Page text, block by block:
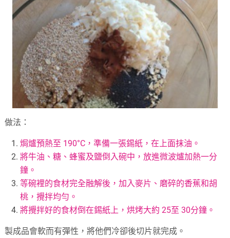
做法：
焗爐預熱至 190°C，準備一張錫紙，在上面抹油。
將牛油、糖、蜂蜜及鹽倒入碗中，放進微波爐加熱一分
鐘。
等碗裡的食材完全融解後，加入麥片、磨碎的香蕉和胡
桃，攪拌均勻。
將攪拌好的食材倒在錫紙上，烘烤大約 25至 30分鐘。
製成品會軟而有彈性，將他們冷卻後切片就完成。